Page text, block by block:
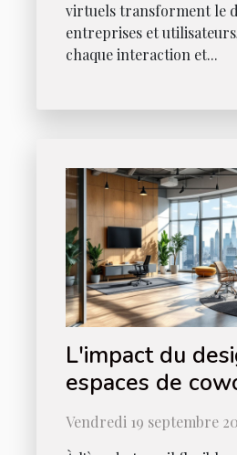
virtuels transforment le
entreprises et
chaque interaction et...
L'impact du
espaces de
votre efficacité
Vendredi 19 septembre